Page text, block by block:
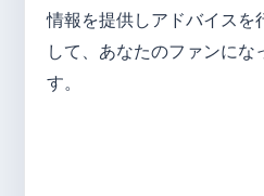
情報を提供しアドバイスを
して、あなたのファンにな
す。